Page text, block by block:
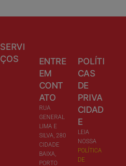
SERVI
ÇOS
ENTRE
EM
CONT
ATO
RUA
GENERAL
LIMA E
SILVA, 280
CIDADE
BAIXA,
PORTO
POLÍTI
CAS
DE
PRIVA
CIDAD
E
LEIA
NOSSA
POLÍTICA
DE